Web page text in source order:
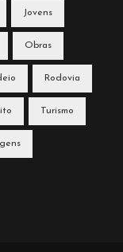
Jovens
Obras
Rodovia
Turismo